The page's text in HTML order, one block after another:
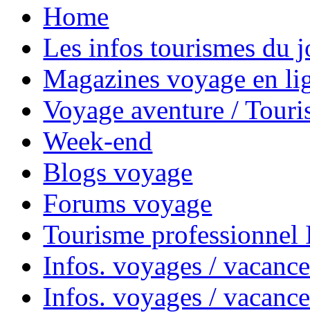
Home
Les infos tourismes du
Magazines voyage en
Voyage aventure /
Week-end
Blogs voyage
Forums voyage
Tourisme
Infos. voyages /
Infos. voyages /